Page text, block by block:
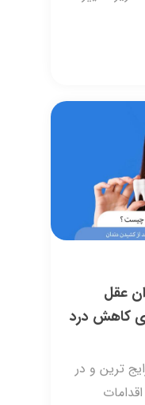
عقل
کاهش درد
ترین و در